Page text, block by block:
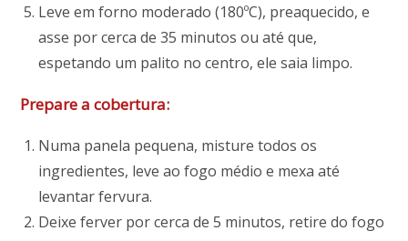
Leve em forno moderado (180ºC), preaquecido, e
asse por cerca de 35 minutos ou até que,
espetando um palito no centro, ele saia limpo.
Prepare a cobertura:
Numa panela pequena, misture todos os
ingredientes, leve ao fogo médio e mexa até
levantar fervura.
Deixe ferver por cerca de 5 minutos, retire do fogo